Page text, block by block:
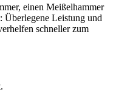
einen Meißelhammer
Überlegene Leistung und
schneller zum